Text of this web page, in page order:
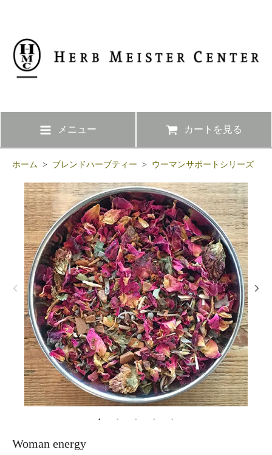
メニュー カートを見る
ホーム > ブレンドハーブティー > ウーマンサポートシリーズ
Woman energy